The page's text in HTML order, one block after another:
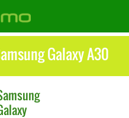
Galaxy A30